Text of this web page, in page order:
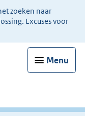
zoeken naar
Excuses voor
Menu